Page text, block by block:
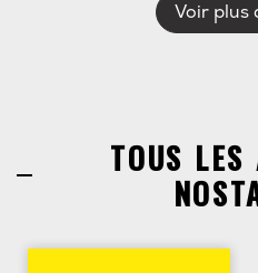
Voir plus
TOUS LES